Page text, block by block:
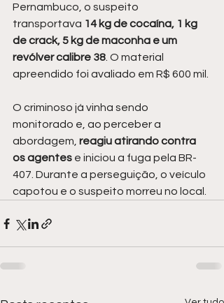
Pernambuco, o suspeito
transportava 14 kg de cocaína, 1 kg
de crack, 5 kg de maconha e um
revólver calibre 38. O material
apreendido foi avaliado em R$ 600 mil.
O criminoso já vinha sendo
monitorado e, ao perceber a
abordagem, reagiu atirando contra
os agentes e iniciou a fuga pela BR-
407. Durante a perseguição, o veículo
capotou e o suspeito morreu no local.